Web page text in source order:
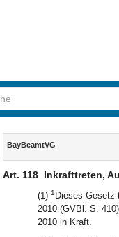
Inhalt
BayBeamtVG
Art. 118 Inkrafttreten,
(1) 1 Dieses Gesetz
2010 (GVBl. S.
2010 in Kraft.